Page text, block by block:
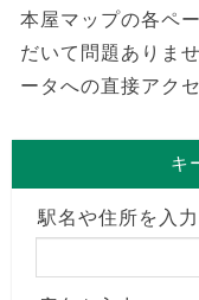
本屋マップの各ペ
だいて問題ありま
ータへの直接アク
キ
駅名や住所を入力